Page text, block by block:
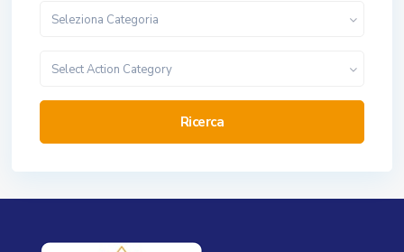
Seleziona Categoria
Select Action Category
Ricerca